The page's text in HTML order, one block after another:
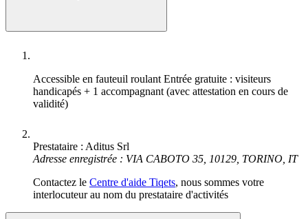
Accessible en fauteuil roulantEntrée gratuite : visiteurs
handicapés + 1 accompagnant (avec attestation en cours de
validité)
Prestataire : Aditus Srl
Adresse enregistrée : VIA CABOTO 35, 10129, TORINO, IT
Contactez le Centre d'aide Tiqets, nous sommes votre
interlocuteur au nom du prestataire d'activités